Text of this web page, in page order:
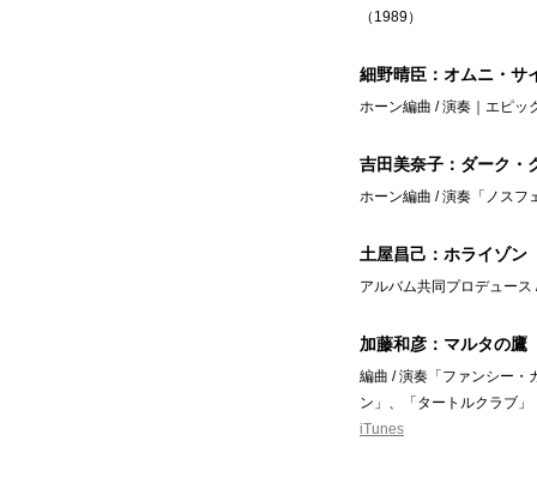
（1989）
細野晴臣：オムニ・サ
ホーン編曲 / 演奏｜エピッ
吉田美奈子：ダーク・
ホーン編曲 / 演奏「ノスフ
土屋昌己：ホライゾン
アルバム共同プロデュー
加藤和彦：マルタの鷹
編曲 / 演奏「ファンシー・
ン」、「タートルクラブ
iTunes